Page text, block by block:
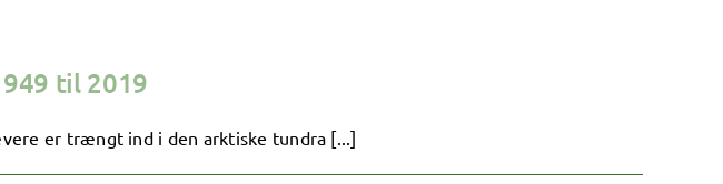
til 2019
er trængt ind i den arktiske tundra [...]